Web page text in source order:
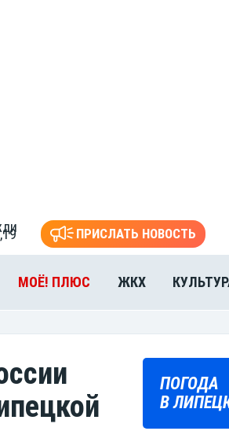
ПРИСЛАТЬ НОВОСТЬ
МОЁ! ПЛЮС ЖКХ
ПОГОДА
ВНА
ЛИПЕЦКИЕ
РЕАЛИИ
Новости